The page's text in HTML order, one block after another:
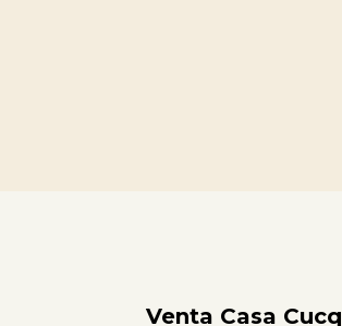
Venta Casa Cucq